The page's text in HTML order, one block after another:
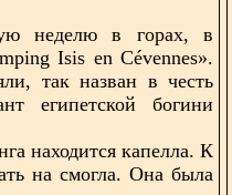
неделю в горах, в
Isis en Cévennes».
так назван в честь
египетской богини
находится капелла. К
на смогла. Она была